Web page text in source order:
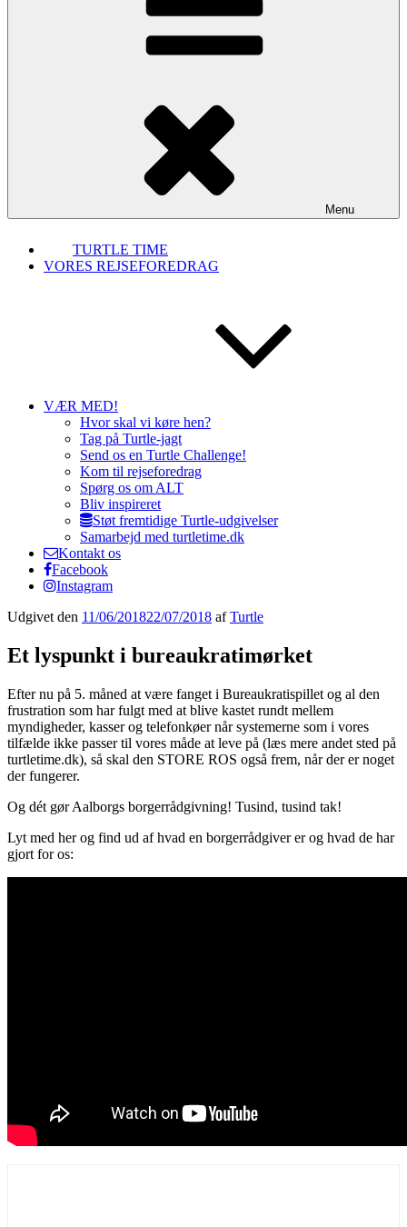
Menu
TURTLE TIME
VORES REJSEFOREDRAG
VÆR MED!
Hvor skal vi køre hen?
Tag på Turtle-jagt
Send os en Turtle Challenge!
Kom til rejseforedrag
Spørg os om ALT
Bliv inspireret
Støt fremtidige Turtle-udgivelser
Samarbejd med turtletime.dk
Kontakt os
Facebook
Instagram
Udgivet den 11/06/201822/07/2018 afTurtle
Et lyspunkt i bureaukratimørket
Efter nu på 5. måned at være fanget i Bureaukratispillet og al den
frustration som har fulgt med at blive kastet rundt mellem
myndigheder, kasser og telefonkøer når systemerne som i vores
tilfælde ikke passer til vores måde at leve på (læs mere andet sted på
turtletime.dk), så skal den STORE ROS også frem, når der er noget
der fungerer.
Og dét gør Aalborgs borgerrådgivning! Tusind, tusind tak!
Lyt med her og find ud af hvad en borgerrådgiver er og hvad de har
gjort for os: